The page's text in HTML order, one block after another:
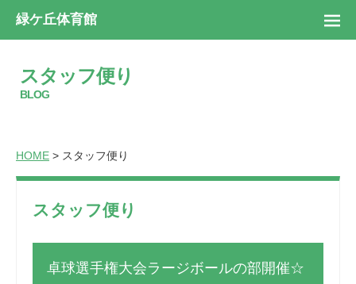
緑ケ丘体育館
スタッフ便り
BLOG
HOME > スタッフ便り
スタッフ便り
卓球選手権大会ラージボールの部開催☆